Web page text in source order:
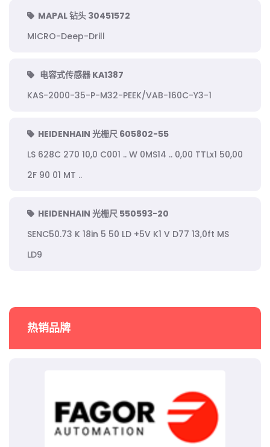
MAPAL 钻头 30451572
MICRO-Deep-Drill
电容式传感器 KA1387
KAS-2000-35-P-M32-PEEK/VAB-160C-Y3-1
HEIDENHAIN 光栅尺 605802-55
LS 628C 270 10,0 C001 .. W 0MS14 .. 0,00 TTLx1 50,00
2F 90 01 MT ..
HEIDENHAIN 光栅尺 550593-20
SENC50.73 K 18in 5 50 LD +5V K1 V D77 13,0ft MS
LD9
热销品牌